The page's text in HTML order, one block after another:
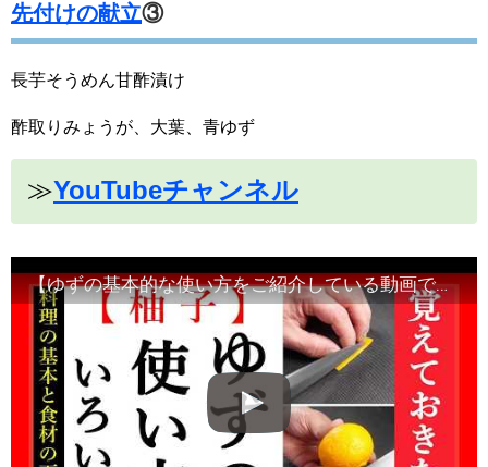
先付けの献立③
長芋そうめん甘酢漬け
酢取りみょうが、大葉、青ゆず
≫YouTubeチャンネル
【ゆずの基本的な使い方をご紹介している動画です】食材の切り方、使い方など！Japanese food・decorative cut#和食レシピ日本料理案内所